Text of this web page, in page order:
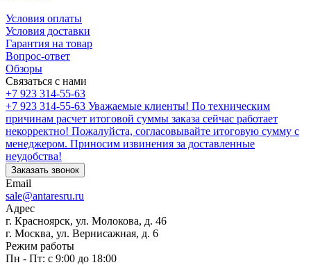
Условия оплаты
Условия доставки
Гарантия на товар
Вопрос-ответ
Обзоры
Связаться с нами
+7 923 314-55-63
+7 923 314-55-63 Уважаемые клиенты! По техническим
причинам расчет итоговой суммы заказа сейчас работает
некорректно! Пожалуйста, согласовывайте итоговую сумму с
менеджером. Приносим извинения за доставленные
неудобства!
Заказать звонок
Email
sale@antaresru.ru
Адрес
г. Красноярск, ул. Молокова, д. 46
г. Москва, ул. Вернисажная, д. 6
Режим работы
Пн - Пт: с 9:00 до 18:00